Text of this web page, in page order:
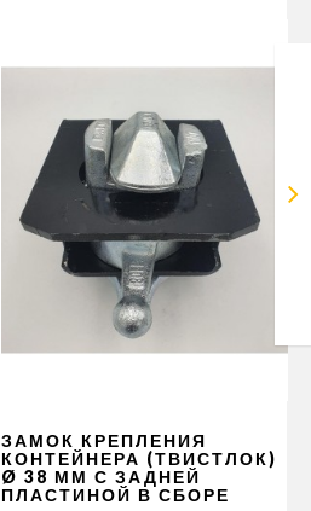
ЗАМОК КРЕПЛЕНИЯ
КОНТЕЙНЕРА (ТВИСТЛОК)
Ø 38 ММ С ЗАДНЕЙ
ПЛАСТИНОЙ В СБОРЕ